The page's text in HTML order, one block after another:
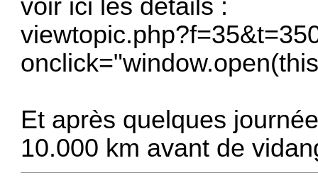
voir ici les détails :
Et après quelques
10.000 km avant de